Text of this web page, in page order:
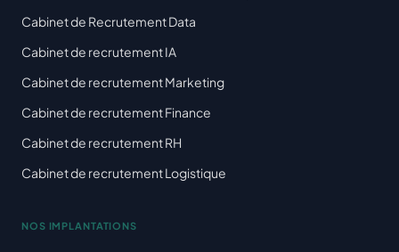
Cabinet de Recrutement Data
Cabinet de recrutement IA
Cabinet de recrutement Marketing
Cabinet de recrutement Finance
Cabinet de recrutement RH
Cabinet de recrutement Logistique
NOS IMPLANTATIONS